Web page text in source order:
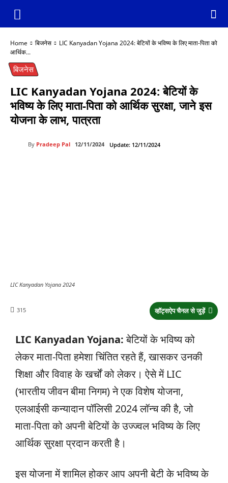
Home बिजनेस
LIC Kanyadan Yojana 2024: बेटियों के भविष्य के लिए माता-पिता को
आर्थिक...
बिजनेस
LIC Kanyadan Yojana 2024: बेटियों के
भविष्य के लिए माता-पिता को आर्थिक सुरक्षा, जाने इस
योजना के लाभ, पात्रता
By Pradeep Pal 12/11/2024 Update: 12/11/2024
LIC Kanyadan Yojana 2024
व्हॉट्सऐप चैनल से जुड़ें
315
LIC Kanyadan Yojana:बेटियों के भविष्य को
लेकर माता-पिता हमेशा चिंतित रहते हैं, खासकर उनकी
शिक्षा और विवाह के खर्चों को लेकर। ऐसे में LIC
(भारतीय जीवन बीमा निगम) ने एक विशेष योजना,
एलआईसी कन्यादान पॉलिसी 2024 लॉन्च की है, जो
माता-पिता को अपनी बेटियों के उज्ज्वल भविष्य के लिए
आर्थिक सुरक्षा प्रदान करती है।
इस योजना में शामिल होकर आप अपनी बेटी के भविष्य के